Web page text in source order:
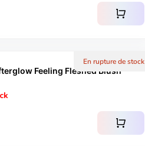
shopping_cart
En rupture de stock
Feeling Fleshed Blush
shopping_cart